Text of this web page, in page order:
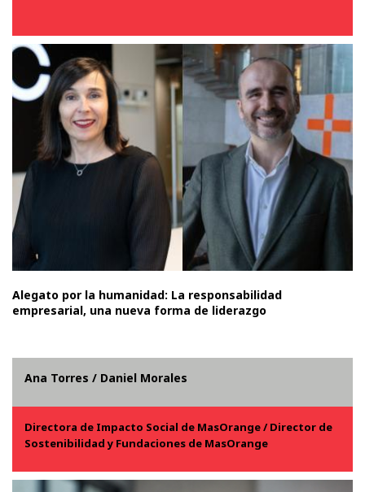
Alegato por la humanidad: La responsabilidad
empresarial, una nueva forma de liderazgo
Ana Torres / Daniel Morales
Directora de Impacto Social de MasOrange/ Director de
Sostenibilidad y Fundaciones de MasOrange